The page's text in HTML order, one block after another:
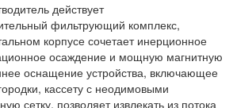
действует
фильтрующий комплекс,
корпусе сочетает инерционное
осаждение и мощную магнитную
оснащение устройства, включающее
кассету с неодимовыми
сетку, позволяет извлекать из потока